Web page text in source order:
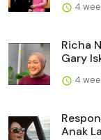
4
Richa
Gary
4
Anak